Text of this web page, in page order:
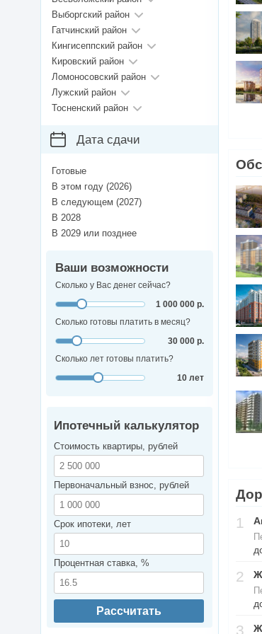
1
2
3
Выборгский район
Гатчинский район
Кингисеппский район
Кировский район
Ломоносовский район
Лужский район
Тосненский район
Дата сдачи
Готовые
В этом году (2026)
В следующем (2027)
В 2028
В 2029 или позднее
Ваши возможности
Сколько у Вас денег сейчас?
1 000 000 р.
Сколько готовы платить в месяц?
30 000 р.
Сколько лет готовы платить?
10 лет
Ипотечный калькулятор
Стоимость квартиры, рублей
Первоначальный взнос, рублей
Срок ипотеки, лет
Процентная ставка, %
Рассчитать